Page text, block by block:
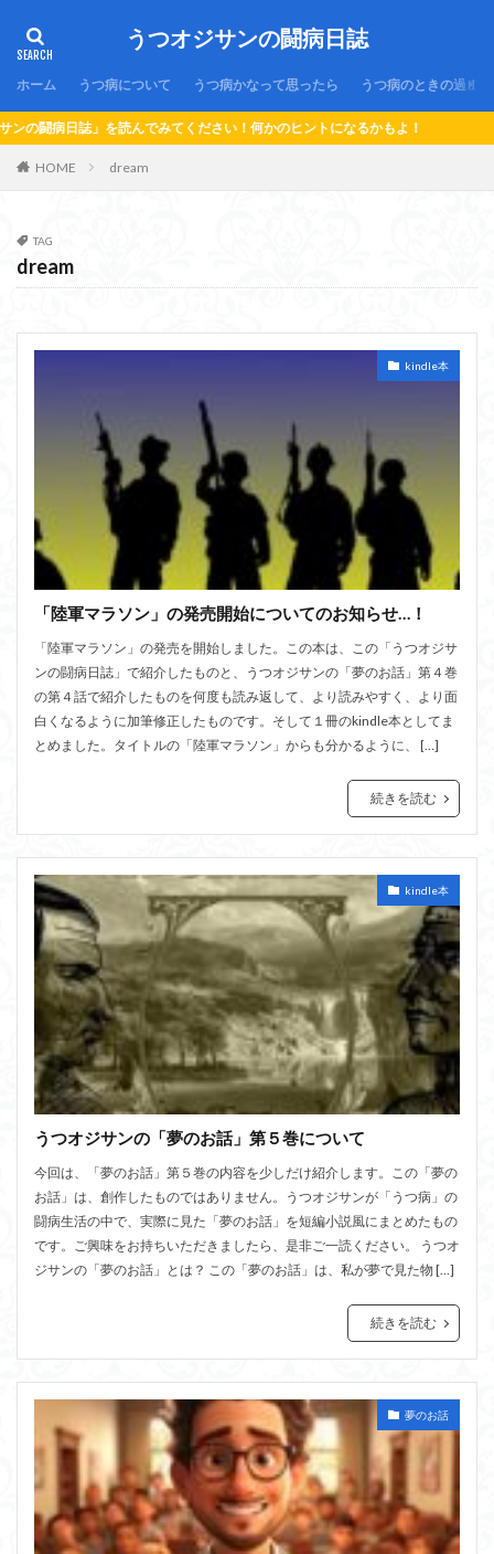
うつオジサンの闘病日誌
ホーム うつ病について うつ病かなって思ったら うつ病のときの過ご
てください！何かのヒントになるかもよ！
HOME dream
TAG
dream
kindle本
「陸軍マラソン」の発売開始についてのお知らせ…！
「陸軍マラソン」の発売を開始しました。この本は、この「うつオジサ
ンの闘病日誌」で紹介したものと、うつオジサンの「夢のお話」第４巻
の第４話で紹介したものを何度も読み返して、より読みやすく、より面
白くなるように加筆修正したものです。そして１冊のkindle本としてま
とめました。タイトルの「陸軍マラソン」からも分かるように、 […]
続きを読む
kindle本
うつオジサンの「夢のお話」第５巻について
今回は、「夢のお話」第５巻の内容を少しだけ紹介します。この「夢の
お話」は、創作したものではありません。うつオジサンが「うつ病」の
闘病生活の中で、実際に見た「夢のお話」を短編小説風にまとめたもの
です。ご興味をお持ちいただきましたら、是非ご一読ください。 うつオ
ジサンの「夢のお話」とは？ この「夢のお話」は、私が夢で見た物 […]
続きを読む
夢のお話